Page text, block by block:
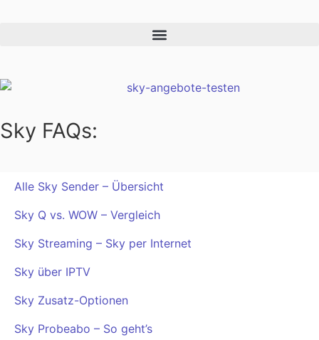
Sky FAQs:
Alle Sky Sender – Übersicht
Sky Q vs. WOW – Vergleich
Sky Streaming – Sky per Internet
Sky über IPTV
Sky Zusatz-Optionen
Sky Probeabo – So geht’s